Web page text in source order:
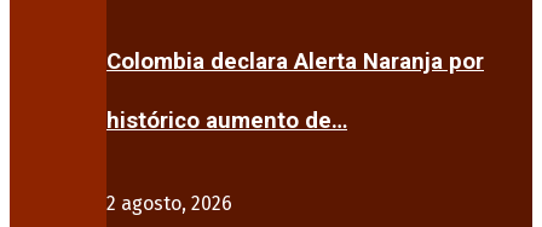
Colombia declara Alerta Naranja por
histórico aumento de…
2 agosto, 2026